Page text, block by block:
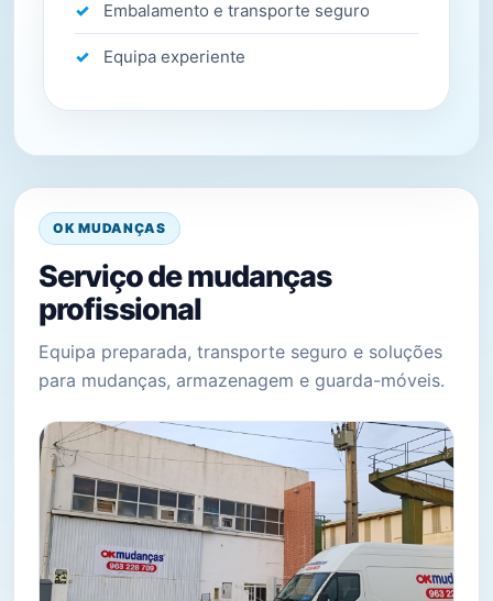
Embalamento e transporte seguro
Equipa experiente
OK MUDANÇAS
Serviço de mudanças
profissional
Equipa preparada, transporte seguro e soluções
para mudanças, armazenagem e guarda-móveis.